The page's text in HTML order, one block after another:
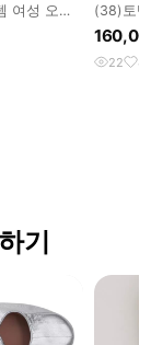
여성 오프
커즈
(38)토
22 4
기